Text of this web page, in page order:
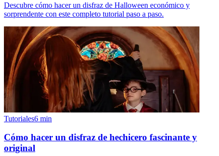
Descubre cómo hacer un disfraz de Halloween económico y
sorprendente con este completo tutorial paso a paso.
Tutoriales6 min
Cómo hacer un disfraz de hechicero fascinante y
original